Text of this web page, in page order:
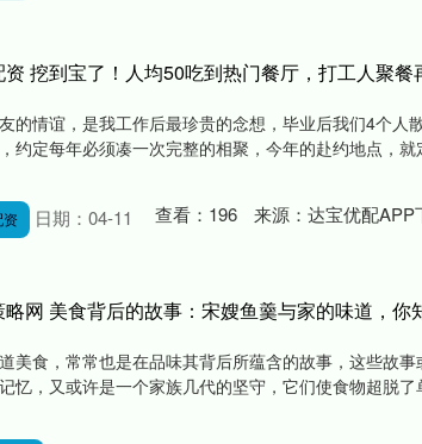
挖到宝了！人均50吃到热门餐厅，打工人聚餐
的情谊，是我工作后最珍贵的念想，毕业后我们4个人
约定每年必须凑一次完整的相聚，今年的赴约地点，
资 日期：04-11 查看： 196 来源： 达宝优配APP
略网 美食背后的故事：宋嫂鱼羹与家的味道，你
美食，常常也是在品味其背后所蕴含的故事，这些故
忆，又或许是一个家族几代的坚守，它们使食物超脱